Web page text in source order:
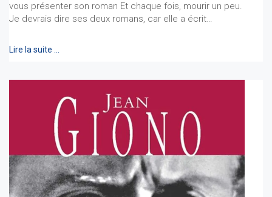
vous présenter son roman Et chaque fois, mourir un peu.
Je devrais dire ses deux romans, car elle a écrit…
Lire la suite …